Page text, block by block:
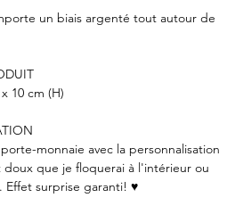
un biais argenté tout autour de
10 cm (H)
monnaie avec la personnalisation
que je floquerai à l'intérieur ou
surprise garanti! ♥